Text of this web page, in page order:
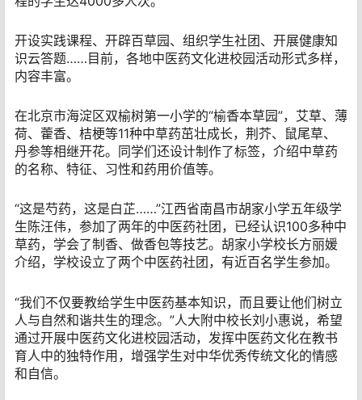
开设实践课程、开辟百草园、组织学生社团、开展健康知
识云答题……目前，各地中医药文化进校园活动形式多样，
内容丰富。
在北京市海淀区双榆树第一小学的“榆香本草园”，艾草、薄
荷、藿香、桔梗等11种中草药茁壮成长，荆芥、鼠尾草、
丹参等相继开花。同学们还设计制作了标签，介绍中草药
的名称、特征、习性和药用价值等。
“这是芍药，这是白芷……”江西省南昌市胡家小学五年级学
生陈汪伟，参加了两年的中医药社团，已经认识100多种中
草药，学会了制香、做香包等技艺。胡家小学校长方丽媛
介绍，学校设立了两个中医药社团，有近百名学生参加。
“我们不仅要教给学生中医药基本知识，而且要让他们树立
人与自然和谐共生的理念。”人大附中校长刘小惠说，希望
通过开展中医药文化进校园活动，发挥中医药文化在教书
育人中的独特作用，增强学生对中华优秀传统文化的情感
和自信。